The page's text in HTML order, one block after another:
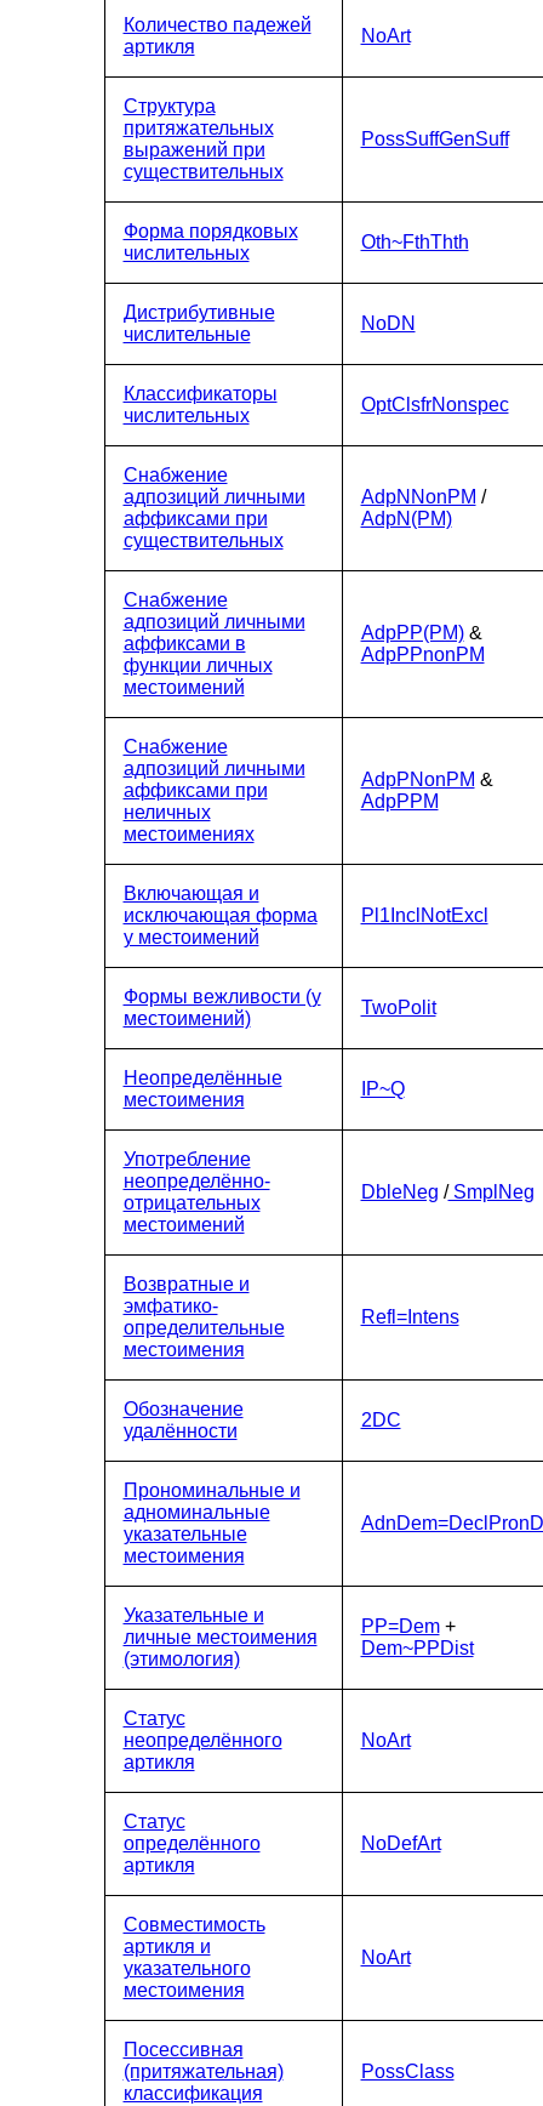
Количество падежей
артикля
NoArt
Структура
притяжательных
выражений при
существительных
PossSuffGenSuff
Форма порядковых
числительных
Oth~FthThth
Дистрибутивные
числительные
NoDN
Классификаторы
числительных
OptClsfrNonspec
Снабжение
адпозиций личными
аффиксами при
существительных
AdpNNonPM /
AdpN(PM)
Снабжение
адпозиций личными
аффиксами в
функции личных
местоимений
AdpPP(PM) &
AdpPPnonPM
Снабжение
адпозиций личными
аффиксами при
неличных
местоимениях
AdpPNonPM &
AdpPPM
Включающая и
исключающая форма
у местоимений
Pl1InclNotExcl
Формы вежливости (у
местоимений)
TwoPolit
Неопределённые
местоимения
IP~Q
Употребление
неопределённо-
отрицательных
местоимений
DbleNeg /SmplNeg
Возвратные и
эмфатико-
определительные
местоимения
Refl=Intens
Обозначение
удалённости
2DC
Прономинальные и
адноминальные
указательные
местоимения
Указательные и
личные местоимения
(этимология)
PP=Dem +
Dem~PPDist
Статус
неопределённого
артикля
NoArt
Статус
определённого
артикля
NoDefArt
Совместимость
артикля и
указательного
местоимения
NoArt
Посессивная
(притяжательная)
классификация
PossClass